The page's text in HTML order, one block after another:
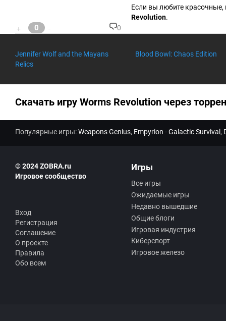
Если вы любите красочные,
Revolution.
+
0 -
К
ри
:
0
Jennifer Wolf and the Mayans
Relics
Blood Bowl: Chaos Edition
Скачать игру Worms Revolution через
Популярные игры:Weapons Genius, Empyrion - Galactic Survival ,
© 2024 ZOBRA.ru
Игровое сообщество
Вход
Регистрация
Соглашение
О проекте
Правила
Обо всем
Игры
Все игры
Ожидаемые игры
Недавно вышедшие
Общие блоги
Игровая индустрия
Киберспорт
Игровое железо